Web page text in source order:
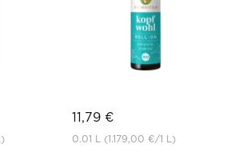
11,79 €
0.01 L (1.179,00 €/1 L)